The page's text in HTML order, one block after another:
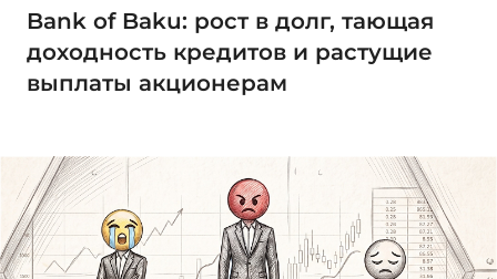
Bank of Baku: рост в долг, тающая
доходность кредитов и растущие
выплаты акционерам